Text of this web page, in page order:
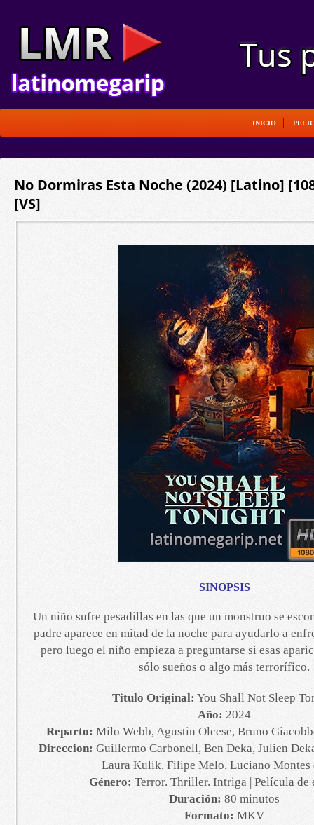
INICIO
No Dormiras Esta Noche (2024) [Latino]
[VS]
SINOPSIS
Un niño sufre pesadillas en las que un monstruo se
padre aparece en mitad de la noche para ayudarlo a
pero luego el niño empieza a preguntarse si esas
sólo sueños o algo más terrorífico.
Titulo Original: You Shall Not Sleep
Año: 2024
Reparto: Milo Webb, Agustin Olcese, Bruno
Direccion: Guillermo Carbonell, Ben Deka, Julien
Laura Kulik, Filipe Melo, Luciano Montes
Género: Terror. Thriller. Intriga | Película de
Duración: 80 minutos
Formato: MKV